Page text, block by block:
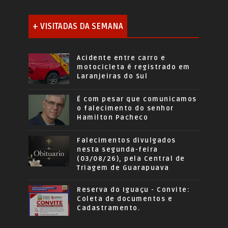
+ VISITADAS DA SEMANA
Acidente entre carro e
motocicleta é registrado em
Laranjeiras do Sul
É com pesar que comunicamos
o falecimento do senhor
Hamilton Pacheco
Falecimentos divulgados
nesta segunda-feira
(03/08/26), pela Central de
Triagem de Guarapuava
Reserva do Iguaçu - Convite:
Coleta de documentos e
Cadastramento.